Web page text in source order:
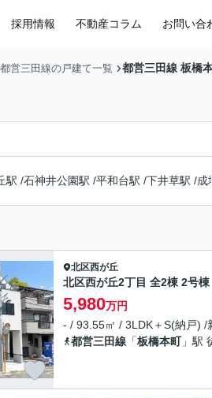
採用情報 不動産コラム お問い合
都営三田線の戸建て一覧 都営三田線 板橋
駅 /石神井公園駅 /平和台駅 /下井草駅 /成
北区西が丘
北区西が丘2丁目 全2棟 2号棟
5,980万円
- / 93.55㎡ / 3LDK＋S(納戸) /
都営三田線 「板橋本町」駅